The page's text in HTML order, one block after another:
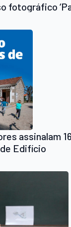
fotográfico
Geopark’
assinalam
Edifício